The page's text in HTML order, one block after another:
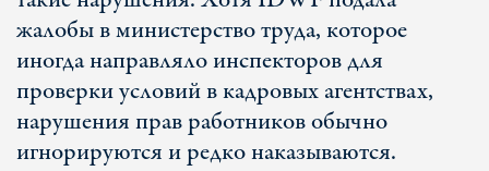
жалобы в министерство труда, которое
иногда направляло инспекторов для
проверки условий в кадровых агентствах,
нарушения прав работников обычно
игнорируются и редко наказываются.